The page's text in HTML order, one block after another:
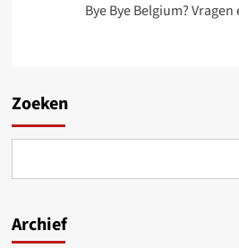
Bye Bye Belgium?
Zoeken
Archief